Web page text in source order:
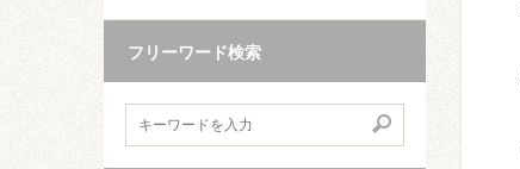
フリーワード検索